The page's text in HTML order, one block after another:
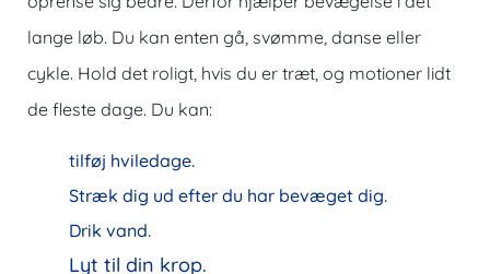
lange løb. Du kan enten gå, svømme, danse eller
cykle. Hold det roligt, hvis du er træt, og motioner lidt
de fleste dage. Du kan:
tilføj hviledage.
Stræk dig ud efter du har bevæget dig.
Drik vand.
Lyt til din krop.